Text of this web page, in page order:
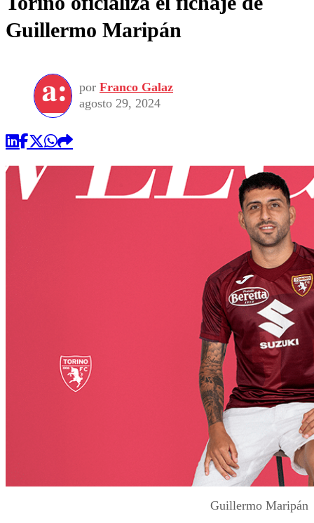
Guillermo Maripán
por Franco Galaz
agosto 29, 2024
Guillermo Maripán